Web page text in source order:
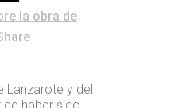
la obra de
Lanzarote y del